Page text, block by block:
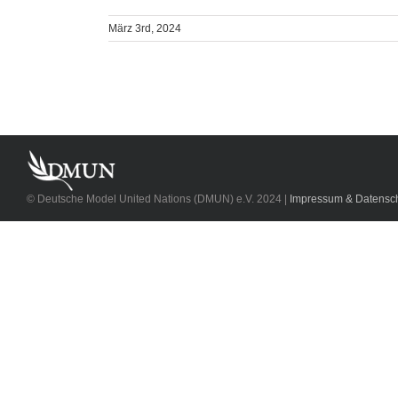
März 3rd, 2024
© Deutsche Model United Nations (DMUN) e.V. 2024 | Impressum &